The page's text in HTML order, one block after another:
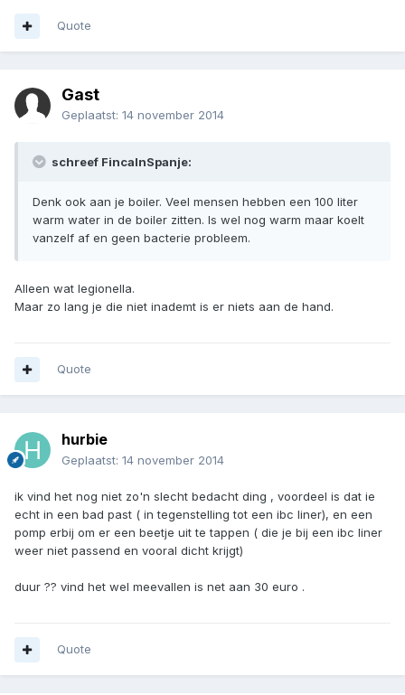
Quote
Gast
Geplaatst: 14 november 2014
schreef FincaInSpanje:
Denk ook aan je boiler. Veel mensen hebben een 100 liter
warm water in de boiler zitten. Is wel nog warm maar koelt
vanzelf af en geen bacterie probleem.
Alleen wat legionella.
Maar zo lang je die niet inademt is er niets aan de hand.
Quote
hurbie
Geplaatst: 14 november 2014
ik vind het nog niet zo'n slecht bedacht ding , voordeel is dat ie
echt in een bad past ( in tegenstelling tot een ibc liner), en een
pomp erbij om er een beetje uit te tappen ( die je bij een ibc liner
weer niet passend en vooral dicht krijgt)
duur ?? vind het wel meevallen is net aan 30 euro .
Quote